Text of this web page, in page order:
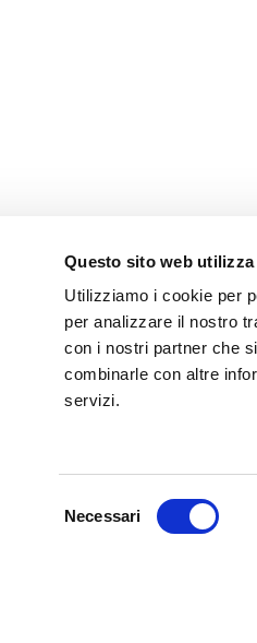
Questo sito web
Utilizziamo i cookie per
per analizzare il nostro
con i nostri partner che
combinarle con altre
servizi.
Necessari